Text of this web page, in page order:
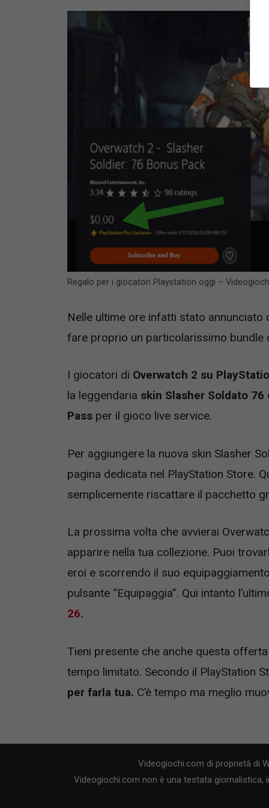
Regalo per i giocatori Playstation oggi –
Nelle ultime ore infatti stato
fare proprio un particolarissimo bundle
I giocatori di Overwatch 2 su
la leggendaria skin Slasher Soldato 76
Pass per il gioco live service.
Per aggiungere la nuova skin Slasher
pagina dedicata nel PlayStation Store.
semplicemente riscattare il pacchetto
La prossima volta che avvierai
apparire nella tua collezione. Puoi
eroi e scorrendo il suo
pulsante “Equipaggia”. Qui intanto
26.
Tieni presente che anche questa
tempo limitato. Secondo il PlayStation
per farla tua. C’è tempo ma meglio
Videogiochi.com di proprietà di
Videogiochi.com non è una testata giornalistica,